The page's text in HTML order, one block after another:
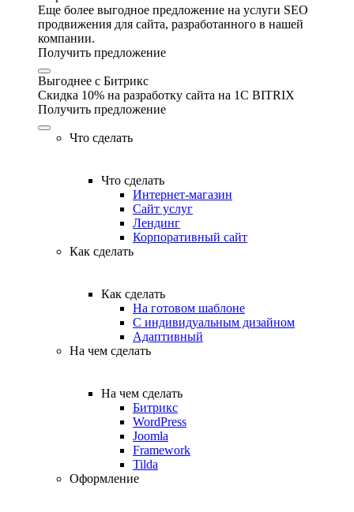
Еще более выгодное предложение на услуги SEO
продвижения для сайта, разработанного в нашей
компании.
Получить предложение
Выгоднее с Битрикс
Скидка 10% на разработку сайта на 1C BITRIX
Получить предложение
Что сделать
Что сделать
Интернет-магазин
Сайт услуг
Лендинг
Корпоративный сайт
Как сделать
Как сделать
На готовом шаблоне
С индивидуальным дизайном
Адаптивный
На чем сделать
На чем сделать
Битрикс
WordPress
Joomla
Framework
Tilda
Оформление